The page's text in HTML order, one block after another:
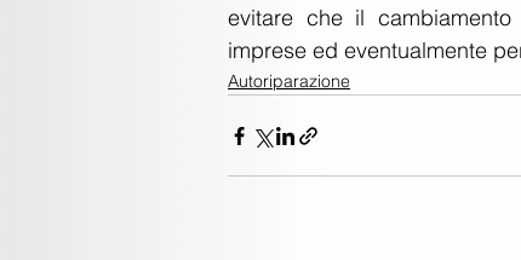
evitare che il cambiamento
imprese ed eventualmente
Autoriparazione